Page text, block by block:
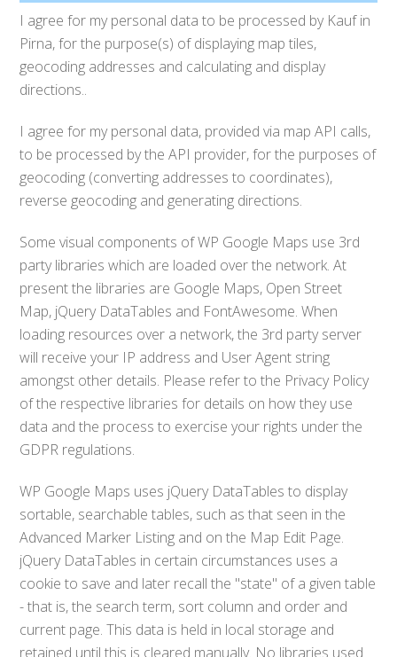
I agree for my personal data to be processed by Kauf in
Pirna, for the purpose(s) ofdisplaying map tiles,
geocoding addresses and calculating and display
directions..
I agree for my personal data, provided via map API calls,
to be processed by the API provider, for the purposes of
geocoding (converting addresses to coordinates),
reverse geocoding and generating directions.
Some visual components of WP Google Maps use 3rd
party libraries which are loaded over the network. At
present the libraries are Google Maps, Open Street
Map, jQuery DataTables and FontAwesome. When
loading resources over a network, the 3rd party server
will receive your IP address and User Agent string
amongst other details. Please refer to the Privacy Policy
of the respective libraries for details on how they use
data and the process to exercise your rights under the
GDPR regulations.
WP Google Maps uses jQuery DataTables to display
sortable, searchable tables, such as that seen in the
Advanced Marker Listing and on the Map Edit Page.
jQuery DataTables in certain circumstances uses a
cookie to save and later recall the "state" of a given table
- that is, the search term, sort column and order and
current page. This data is held in local storage and
retained until this is cleared manually. No libraries used